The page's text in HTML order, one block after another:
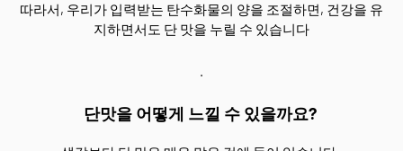
따라서, 우리가 입력받는 탄수화물의 양을 조절하면, 건강을 유
지하면서도 단 맛을 누릴 수 있습니다
.
단맛을 어떻게 느낄 수 있을까요?